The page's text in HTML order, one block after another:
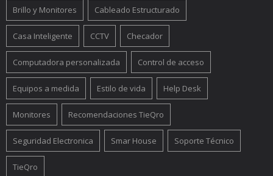
Brillo y Monitores Cableado Estructurado
Casa Inteligente CCTV Checador
Computadora personalizada Control de acceso
Equipos a medida Estilo de vida Help Desk
Monitores Recomendaciones TieQro
Seguridad Electronica Smar House Soporte Técnico
TieQro